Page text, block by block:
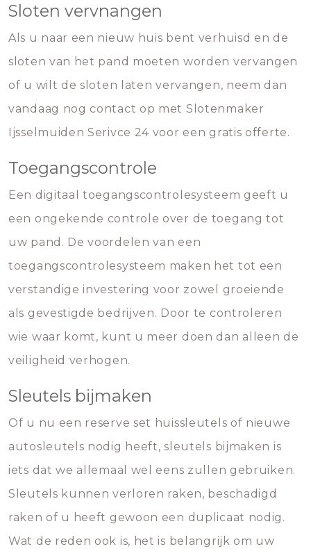
Sloten vervnangen
Als u naar een nieuw huis bent verhuisd en de
sloten van het pand moeten worden vervangen
of u wilt de sloten laten vervangen, neem dan
vandaag nog contact op met Slotenmaker
Ijsselmuiden Serivce 24 voor een gratis offerte.
Toegangscontrole
Een digitaal toegangscontrolesysteem geeft u
een ongekende controle over de toegang tot
uw pand. De voordelen van een
toegangscontrolesysteem maken het tot een
verstandige investering voor zowel groeiende
als gevestigde bedrijven. Door te controleren
wie waar komt, kunt u meer doen dan alleen de
veiligheid verhogen.
Sleutels bijmaken
Of u nu een reserve set huissleutels of nieuwe
autosleutels nodig heeft, sleutels bijmaken is
iets dat we allemaal wel eens zullen gebruiken.
Sleutels kunnen verloren raken, beschadigd
raken of u heeft gewoon een duplicaat nodig.
Wat de reden ook is, het is belangrijk om uw